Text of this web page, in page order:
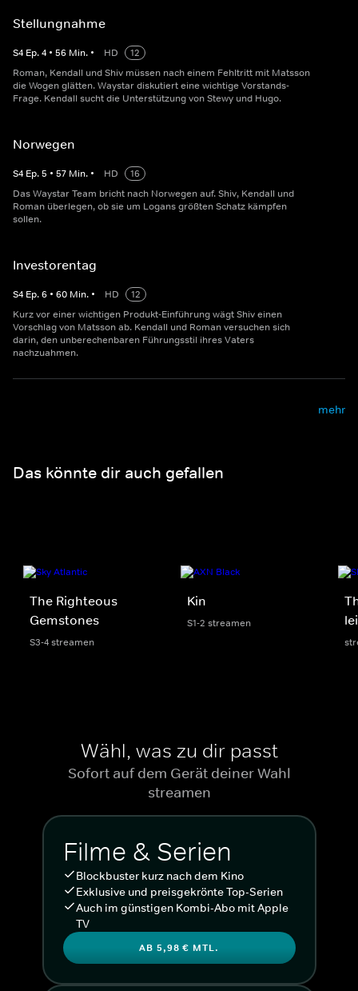
Stellungnahme
S4 Ep.4 • 56 Min. • HD
12
Roman, Kendall und Shiv müssen nach einem Fehltritt mit Matsson
die Wogen glätten. Waystar diskutiert eine wichtige Vorstands-
Frage. Kendall sucht die Unterstützung von Stewy und Hugo.
Norwegen
S4 Ep.5 • 57 Min. • HD
16
Das Waystar Team bricht nach Norwegen auf. Shiv, Kendall und
Roman überlegen, ob sie um Logans größten Schatz kämpfen
sollen.
Investorentag
S4 Ep.6 • 60 Min. • HD
12
Kurz vor einer wichtigen Produkt-Einführung wägt Shiv einen
Vorschlag von Matsson ab. Kendall und Roman versuchen sich
darin, den unberechenbaren Führungsstil ihres Vaters
nachzuahmen.
mehr
Das könnte dir auch gefallen
The Righteous
Gemstones
S3-4 streamen
Kin
S1-2 streamen
Wähl, was zu dir passt
Sofort auf dem Gerät deiner Wahl
streamen
Filme & Serien
Blockbuster kurz nach dem Kino
Exklusive und preisgekrönte Top-Serien
Auch im günstigen Kombi-Abo mit Apple
TV
AB 5,98 € MTL.